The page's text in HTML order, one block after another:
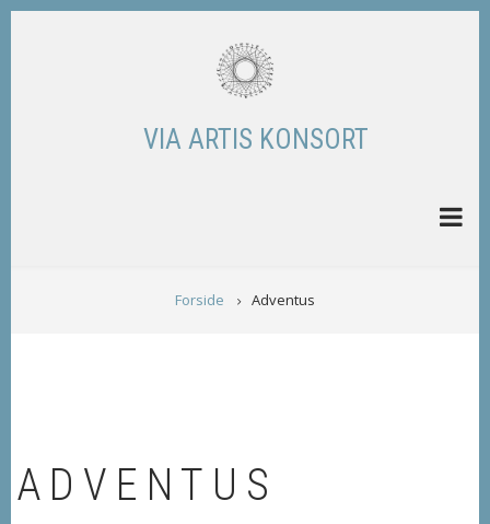
Skip
VIA ARTIS KONSORT
BREADCRUMB
Forside Adventus
ADVENTUS